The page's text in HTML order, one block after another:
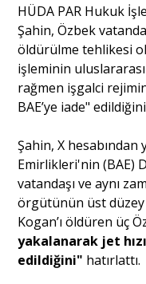
HÜDA PAR Hukuk
Şahin, Özbek
öldürülme tehlikesi
işleminin
rağmen işgalci
BAE’ye iade"
Şahin, X hesabından
Emirlikleri'nin (BAE)
vatandaşı ve aynı
örgütünün üst
Kogan’ı öldüren üç
yakalanarak jet
edildiğini" hatırlattı.